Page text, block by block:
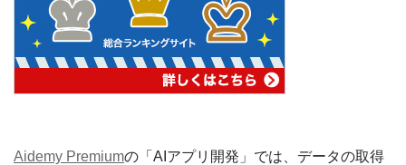
Aidemy Premiumの「AIアプリ開発」では、データの取得